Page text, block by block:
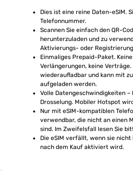
Dies ist eine reine Daten-eSIM.
Telefonnummer.
Scannen Sie einfach den QR-
herunterzuladen und zu
Aktivierungs- oder
Einmaliges Prepaid-Paket.
Verlängerungen, keine Verträge.
wiederaufladbar und kann mit
aufgeladen werden.
Volle Datengeschwindigkeiten
Drosselung. Mobiler Hotspot
Nur mit eSIM-kompatiblen
verwendbar, die nicht an einen
sind. Im Zweifelsfall lesen Sie
Die eSIM verfällt, wenn sie
nach dem Kauf aktiviert wird.